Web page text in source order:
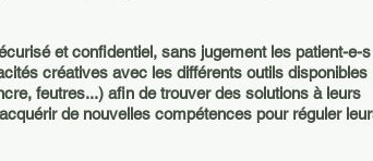
et confidentiel, sans jugement les patient-e-
créatives avec les différents outils disponibles
feutres...) afin de trouver des solutions à leurs
de nouvelles compétences pour réguler